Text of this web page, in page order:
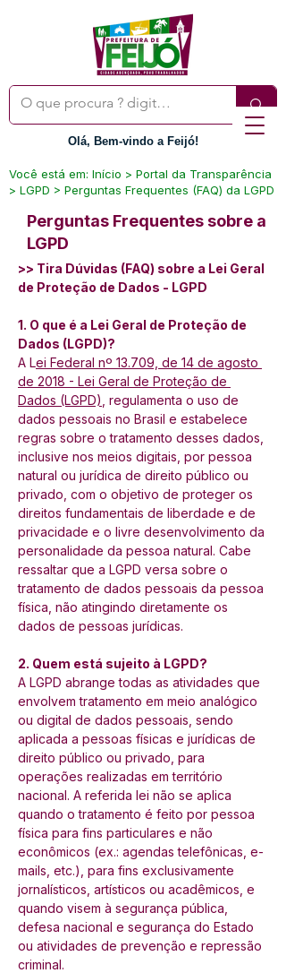
Olá, Bem-vindo a Feijó!
Você está em: Início > Portal da Transparência
> LGPD > Perguntas Frequentes (FAQ) da LGPD
Perguntas Frequentes sobre a
LGPD
>> Tira Dúvidas (FAQ) sobre a Lei Geral
de Proteção de Dados - LGPD
1. O que é a Lei Geral de Proteção de
Dados (LGPD)?
A Lei Federal nº 13.709, de 14 de agosto
de 2018 - Lei Geral de Proteção de
Dados (LGPD) , regulamenta o uso de
dados pessoais no Brasil e estabelece
regras sobre o tratamento desses dados,
inclusive nos meios digitais, por pessoa
natural ou jurídica de direito público ou
privado, com o objetivo de proteger os
direitos fundamentais de liberdade e de
privacidade e o livre desenvolvimento da
personalidade da pessoa natural. Cabe
ressaltar que a LGPD versa sobre o
tratamento de dados pessoais da pessoa
física, não atingindo diretamente os
dados de pessoas jurídicas.
2. Quem está sujeito à LGPD?
A LGPD abrange todas as atividades que
envolvem tratamento em meio analógico
ou digital de dados pessoais, sendo
aplicada a pessoas físicas e jurídicas de
direito público ou privado, para
operações realizadas em território
nacional. A referida lei não se aplica
quando o tratamento é feito por pessoa
física para fins particulares e não
econômicos (ex.: agendas telefônicas, e-
mails, etc.), para fins exclusivamente
jornalísticos, artísticos ou acadêmicos, e
quando visem à segurança pública,
defesa nacional e segurança do Estado
ou atividades de prevenção e repressão
criminal.